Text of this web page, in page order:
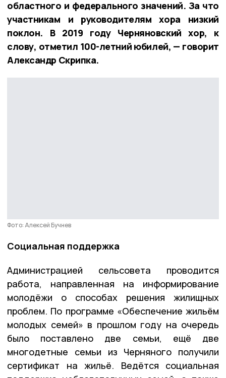
областного и федерального значений. За что
участникам и руководителям хора низкий
поклон. В 2019 году Черняновский хор, к
слову, отметил 100-летний юбилей, — говорит
Александр Скрипка.
Фото: Алексей Бучнев
Социальная поддержка
Администрацией сельсовета проводится
работа, направленная на информирование
молодёжи о способах решения жилищных
проблем. По программе «Обеспечение жильём
молодых семей» в прошлом году на очередь
было поставлено две семьи, ещё две
многодетные семьи из Черняного получили
сертификат на жильё. Ведётся социальная